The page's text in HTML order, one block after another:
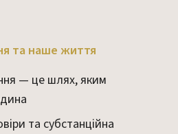
та наше життя
— це шлях, яким
та субстанційна